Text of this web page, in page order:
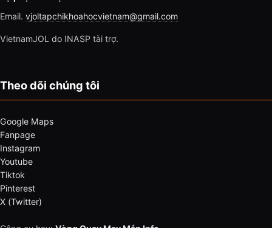
Email. vjoltapchikhoahocvietnam@gmail.com
VietnamJOL do INASP tài trợ.
Theo dõi chúng tôi
Google Maps
Fanpage
Instagram
Youtube
Tiktok
Pinterest
X (Twitter)